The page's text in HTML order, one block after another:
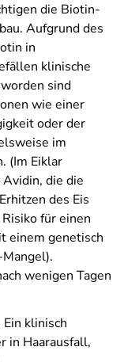
die Biotin-
Aufgrund des
in
klinische
sind
wie einer
oder der
im
(Im Eiklar
die die
des Eis
für einen
einem genetisch
wenigen Tagen
klinisch
in Haarausfall,